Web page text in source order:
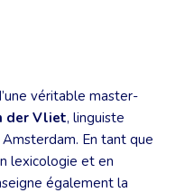
véritable master-
der Vliet, linguiste
En tant que
lexicologie et en
également la